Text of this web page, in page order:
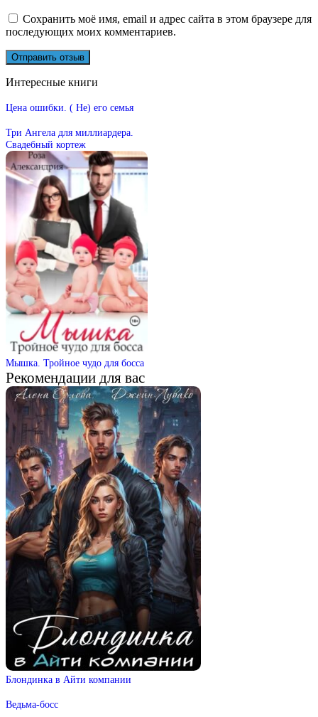
Сохранить моё имя, email и адрес сайта в этом браузере для
последующих моих комментариев.
Интересные книги
Цена ошибки. ( Не) его семья
Три Ангела для миллиардера.
Свадебный кортеж
Мышка. Тройное чудо для босса
Рекомендации для вас
Блондинка в Айти компании
Ведьма-босс